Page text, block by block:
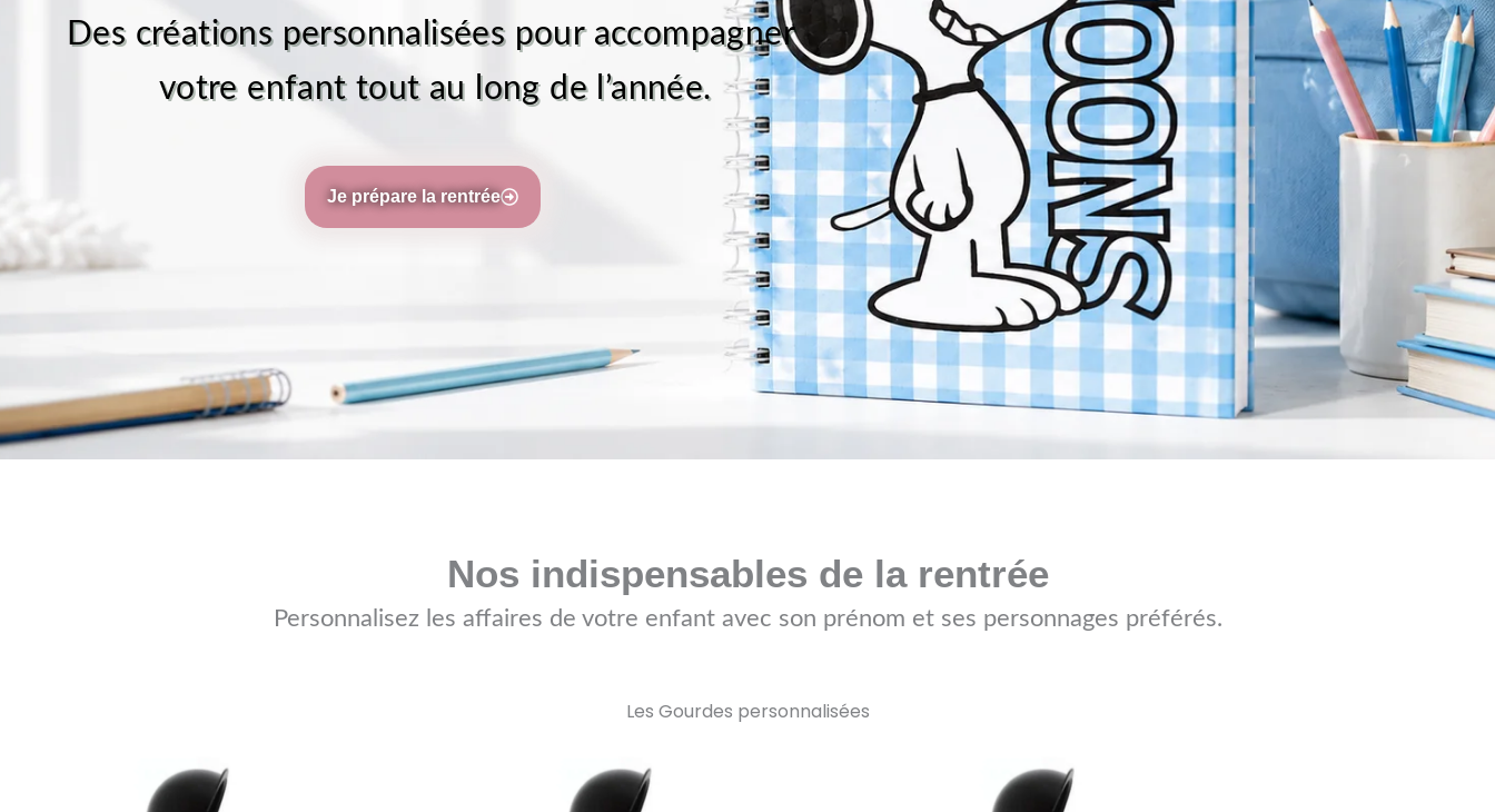
Des créations personnalisées pour accompagner
votre enfant tout au long de l’année.
Je prépare la rentrée
Nos indispensables de la rentrée
Personnalisez les affaires de votre enfant avec son prénom et ses personnages préférés.
Les Gourdes personnalisées